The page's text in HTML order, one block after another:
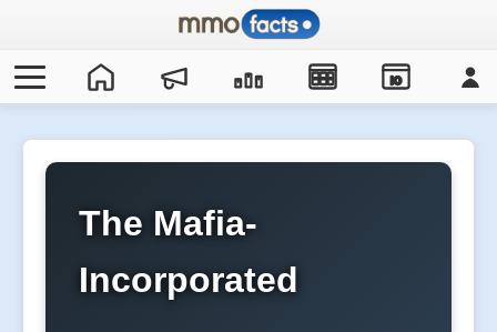
IO
The Mafia-
Incorporated